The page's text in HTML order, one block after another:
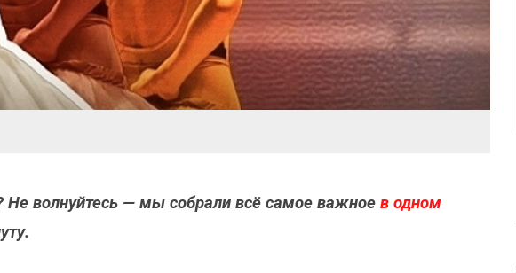
Не волнуйтесь — мы собрали всё самое важное в одном